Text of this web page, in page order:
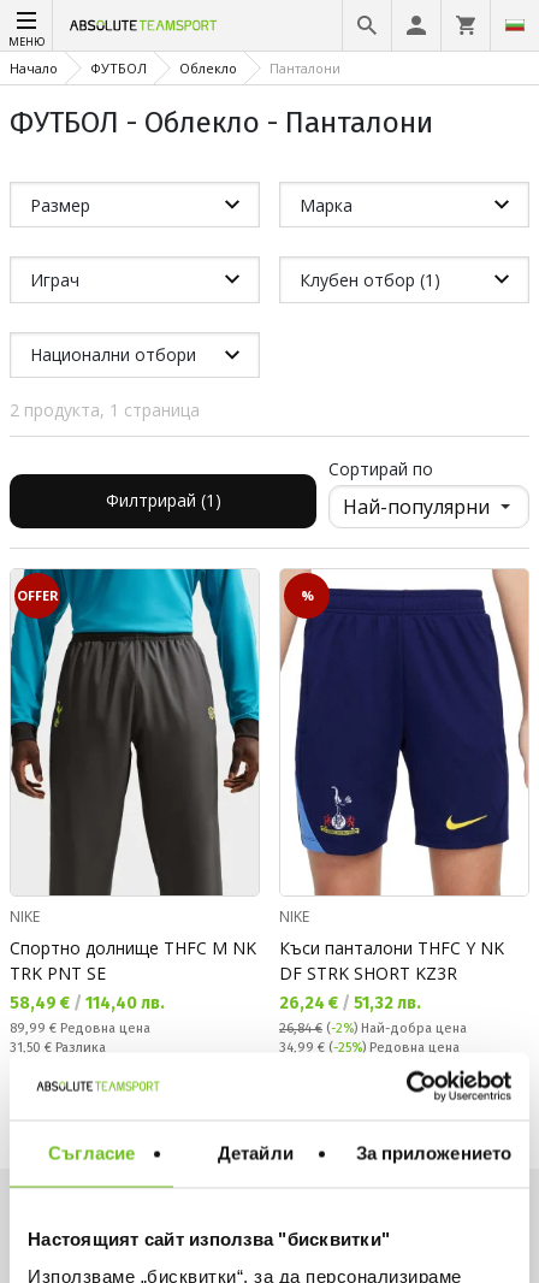
Съгласие Детайли За приложението
Настоящият сайт използва "бисквитки"
Използваме „бисквитки“, за да персонализираме
МЕНЮ
Начало ФУТБОЛ Облекло Панталони
ФУТБОЛ - Облекло - Панталони
Размер Марка
Играч Клубен отбор (1)
Национални отбори
2 продукта, 1 страница
Филтрирай (1)
Сортирай по
OFFER
NIKE
Спортно долнище THFC M NK
TRK PNT SE
Текуща цена:
58,49 € / 114,40 лв.
Редовна цена:
89,99 € Редовна цена
Спестявате:
31,50 € Разлика
%
NIKE
Къси панталони THFC Y NK
DF STRK SHORT KZ3R
Текуща цена:
26,24 € / 51,32 лв.
26,84 € (-2%) Най-добра цена
Редовна цена:
34,99 € (-25%) Редовна цена
Искаш да си първи в списъка ни?
Вземи -15% за първа поръчка и не пропускай